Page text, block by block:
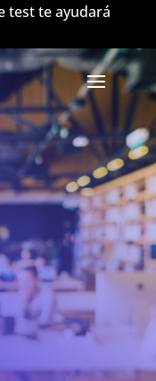
test te ayudará